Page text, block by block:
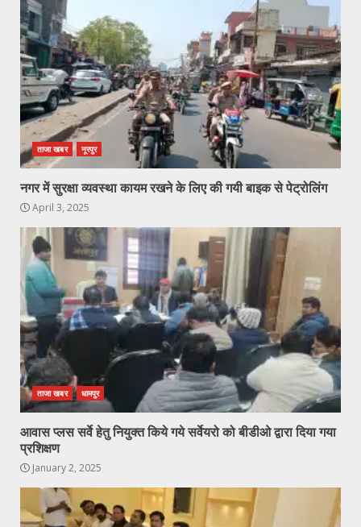
ताजा खबर नूरपुर
नगर में सुरक्षा व्यवस्था कायम रखने के लिए की गयी बाइक से पेट्रोलिंग
April 3, 2025
ताजा खबर धामपुर
आवास प्लस सर्वे हेतु नियुक्त किये गये सर्वेयरो को बीडीओ द्वारा दिया गया
प्रशिक्षण
January 2, 2025